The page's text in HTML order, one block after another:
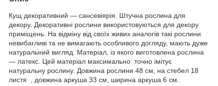
Кущ декоративний — сансевіярія. Штучна рослина для
декору. Декоративні рослини використовуються для декору
приміщень. На відміну від своїх живих аналогів такі рослини
невибагливі та не вимагають особливого догляду, мають дуже
натуральний вигляд. Матеріал, із якого виготовлена рослина
— латекс. Цей матеріал максимально точно імітує
натуральну рослину. Довжина рослини 48 см, на стебел 18
листя , довжина аркуша 33 см, ширина аркуша 6 см.